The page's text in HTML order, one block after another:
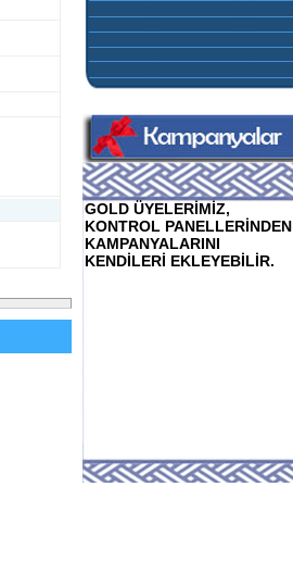
GOLD ÜYELERİMİZ,
KONTROL PANELLERİNDEN
KAMPANYALARINI
KENDİLERİ EKLEYEBİLİR.